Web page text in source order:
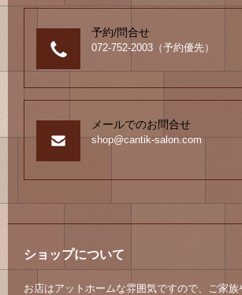
予約/問合せ
072-752-2003（予約優先）
メールでのお問合せ
shop@cantik-salon.com
ショップについて
お店はアットホームな雰囲気ですので、ご家